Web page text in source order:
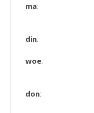
ma:
din:
woe:
don: